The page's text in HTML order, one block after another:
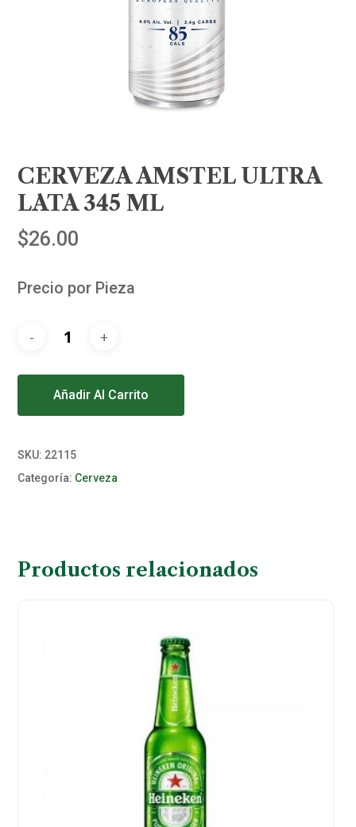
CERVEZA AMSTEL ULTRA
LATA 345 ML
$26.00
Precio por Pieza
Añadir Al Carrito
SKU: 22115
Categoría: Cerveza
Productos relacionados